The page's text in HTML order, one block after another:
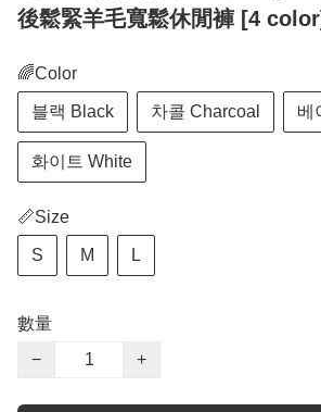
後鬆緊羊毛寬鬆休閒褲 [4
🌈Color
블랙 Black 차콜 Charcoal 베
화이트 White
📏Size
S M L
數量
−
+